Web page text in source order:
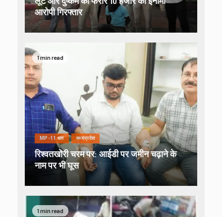
आरोपी गिरफ्तार
1 min read
MP-11 धार मध्यप्रदेश
रिश्वतखोरी चरम पर: आईडी पर जमीन चढ़ाने के
नाम पर भी घूस
1 min read